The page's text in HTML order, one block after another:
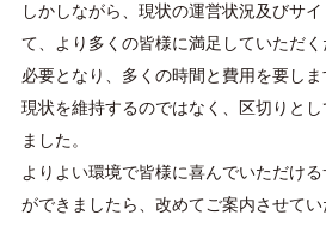
しかしながら、現状の運営状況及びサ
て、より多くの皆様に満足していただ
必要となり、多くの時間と費用を要し
現状を維持するのではなく、区切りと
ました。
よりよい環境で皆様に喜んでいただけ
ができましたら、改めてご案内させて